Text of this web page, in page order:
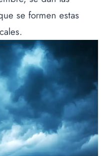
se formen estas